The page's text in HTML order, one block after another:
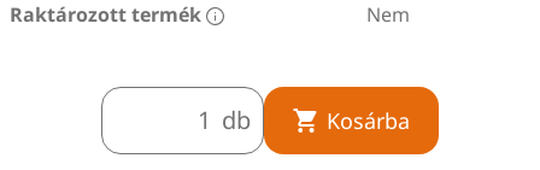
Raktározott termék
Nem
db Kosárba